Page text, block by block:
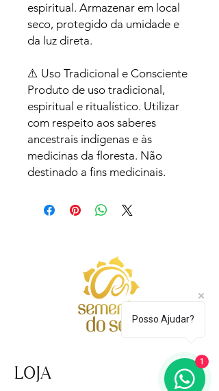
espiritual. Armazenar em local
seco, protegido da umidade e
da luz direta.
⚠️ Uso Tradicional e Consciente
Produto de uso tradicional,
espiritual e ritualístico. Utilizar
com respeito aos saberes
ancestrais indígenas e às
medicinas da floresta. Não
destinado a fins medicinais.
LOJA
Posso Ajudar?
1